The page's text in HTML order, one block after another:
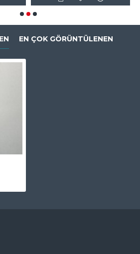
EN ÇOK GÖRÜNTÜLENEN